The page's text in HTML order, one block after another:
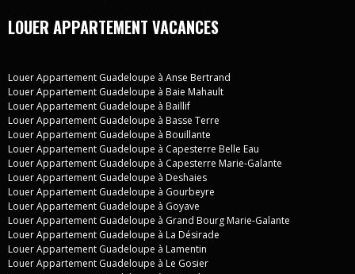
LOUER APPARTEMENT VACANCES
Louer Appartement Guadeloupe à Anse Bertrand
Louer Appartement Guadeloupe à Baie Mahault
Louer Appartement Guadeloupe à Baillif
Louer Appartement Guadeloupe à Basse Terre
Louer Appartement Guadeloupe à Bouillante
Louer Appartement Guadeloupe à Capesterre Belle Eau
Louer Appartement Guadeloupe à Capesterre Marie-Galante
Louer Appartement Guadeloupe à Deshaies
Louer Appartement Guadeloupe à Gourbeyre
Louer Appartement Guadeloupe à Goyave
Louer Appartement Guadeloupe à Grand Bourg Marie-Galante
Louer Appartement Guadeloupe à La Désirade
Louer Appartement Guadeloupe à Lamentin
Louer Appartement Guadeloupe à Le Gosier